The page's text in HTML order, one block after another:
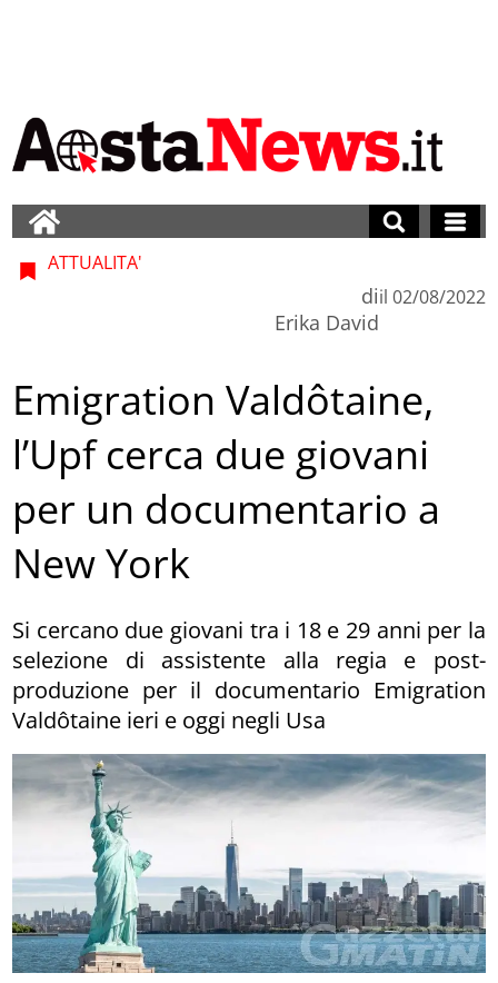
ATTUALITA'
di
Erika David
il 02/08/2022
Emigration Valdôtaine,
l’Upf cerca due giovani
per un documentario a
New York
Si cercano due giovani tra i 18 e 29 anni per la
selezione di assistente alla regia e post-
produzione per il documentario Emigration
Valdôtaine ieri e oggi negli Usa